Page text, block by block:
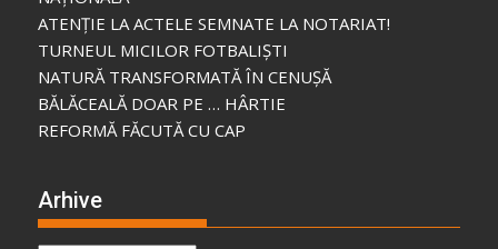
ATENȚIE LA ACTELE SEMNATE LA NOTARIAT!
TURNEUL MICILOR FOTBALIȘTI
NATURĂ TRANSFORMATĂ ÎN CENUȘĂ
BĂLĂCEALĂ DOAR PE … HÂRTIE
REFORMĂ FĂCUTĂ CU CAP
Arhive